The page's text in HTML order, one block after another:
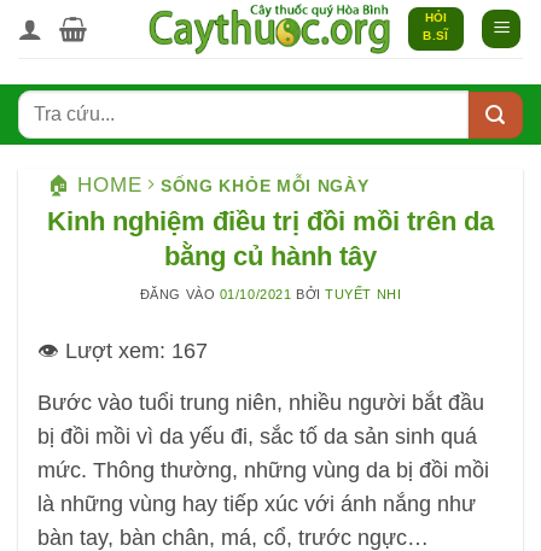
qua
dung
HỎI
B.SĨ
🏠 HOME SỐNG KHỎE MỖI NGÀY
Kinh nghiệm điều trị đồi mồi trên da
bằng củ hành tây
ĐĂNG VÀO 01/10/2021 BỞITUYẾT NHI
👁️ Lượt xem: 167
Bước vào tuổi trung niên, nhiều người bắt đầu
bị đồi mồi vì da yếu đi, sắc tố da sản sinh quá
mức. Thông thường, những vùng da bị đồi mồi
là những vùng hay tiếp xúc với ánh nắng như
bàn tay, bàn chân, má, cổ, trước ngực…